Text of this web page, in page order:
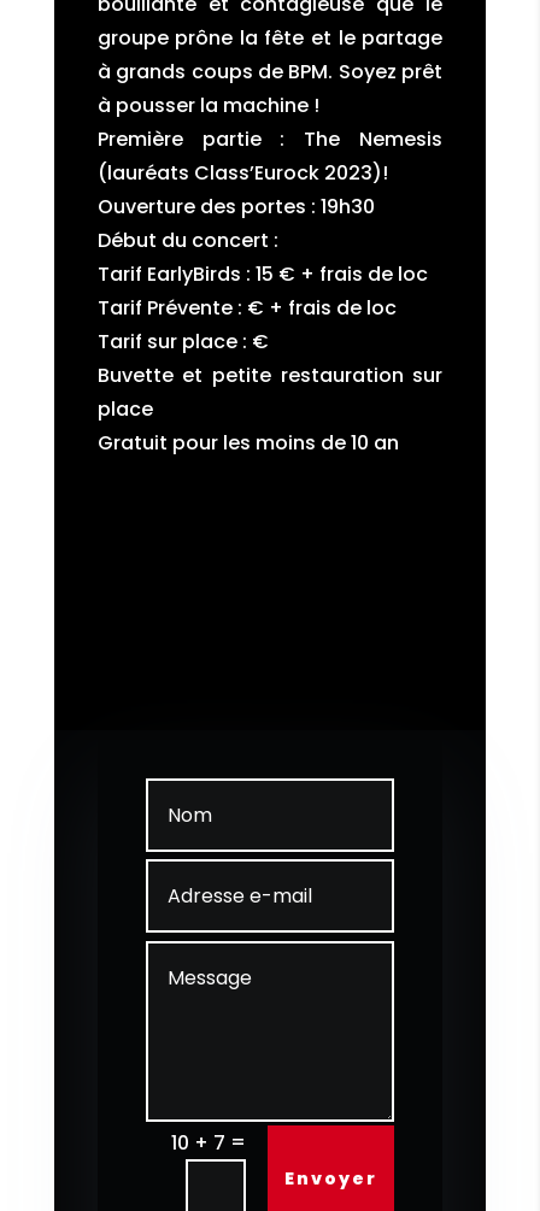
groupe prône la fête et le partage
à grands coups de BPM. Soyez prêt
à pousser la machine !
Première partie : The Nemesis
(lauréats Class’Eurock 2023)!
Ouverture des portes : 19h30
Début du concert :
Tarif EarlyBirds : 15 € + frais de loc
Tarif Prévente : € + frais de loc
Tarif sur place : €
Buvette et petite restauration sur
place
Gratuit pour les moins de 10 an
10 + 7 =
Envoyer